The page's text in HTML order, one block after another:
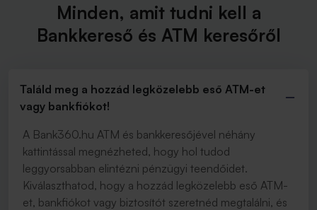
Minden, amit tudni kell a
Bankkereső és ATM keresőről
Találd meg a hozzád legközelebb eső ATM-et
vagy bankfiókot!
A Bank360.hu ATM és bankkeresőjével néhány
kattintással megnézheted, hogy hol tudod
leggyorsabban elintézni pénzügyi teendőidet.
Kiválaszthatod, hogy a hozzád legközelebb eső ATM-
et, bankfiókot vagy biztosítót szeretnéd megtalálni, és